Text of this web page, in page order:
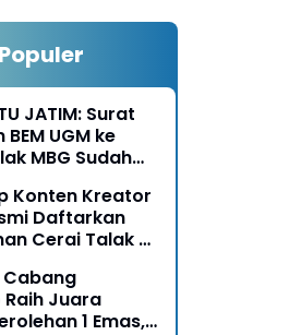
JATIM: Surat
UGM ke
MBG Sudah
Konten Kreator
Daftarkan
Cerai Talak Di
Cabang
Juara
1 Emas,